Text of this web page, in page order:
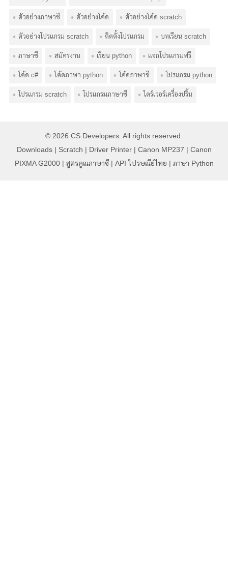
ตัวอย่างภาษาซี ตัวอย่างโค้ด ตัวอย่างโค้ด scratch
ตัวอย่างโปรแกรม scratch ติดตั้งโปรแกรม บทเรียน scratch
ภาษาซี สมัครงาน เรียน python แจกโปรแกรมฟรี
โค้ด c# โค้ดภาษา python โค้ดภาษาซี โปรแกรม python
โปรแกรม scratch โปรแกรมภาษาซี ไดร์เวอร์เครื่องปริ้น
© 2026 CS Developers . All rights reserved.
Downloads| Scratch | Driver Printer| Canon MP237 | Canon
PIXMA G2000| สูตรคูณภาษาซี| API ไปรษณีย์ไทย | ภาษา Python